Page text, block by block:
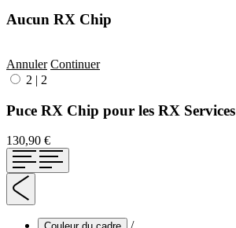
Aucun RX Chip
Annuler Continuer
2 | 2
Puce RX Chip pour les RX Services
130,90 €
/